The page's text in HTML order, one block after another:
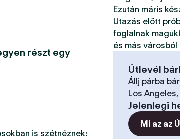
részt egy
is szétnéznek:
Ezután máris
Utazás előtt
foglalnak
és más
Útlevél
Állj párba
Los
Jelenlegi
Mi az az